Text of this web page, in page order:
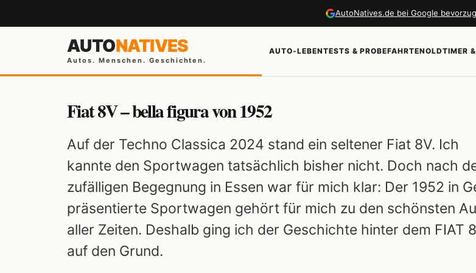
AutoNatives.de bei Google
AUTONATIVES
Autos. Menschen. Geschichten.
AUTO-LEBENTESTS & PROBEFAHRTENOLDTIMER
Fiat 8V – bella figura von 1952
Auf der Techno Classica 2024 stand ein seltener Fiat 8V. Ich
kannte den Sportwagen tatsächlich bisher nicht. Doch nach
zufälligen Begegnung in Essen war für mich klar: Der 1952 in
präsentierte Sportwagen gehört für mich zu den schönsten
aller Zeiten. Deshalb ging ich der Geschichte hinter dem FIAT
auf den Grund.